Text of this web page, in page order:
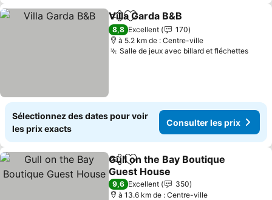
PartagerAjouter à mes favoris
Villa Garda B&B
8,8 Excellent
170
à 5.2 km de : Centre-ville
Salle de jeux avec billard et fléchettes
Sélectionnez des dates pour voir
les prix exacts
Consulter les prix
PartagerAjouter à mes favoris
Gull on the Bay Boutique
Guest House
Consulter les prix
9,6 Excellent
350
à 13.6 km de : Centre-ville